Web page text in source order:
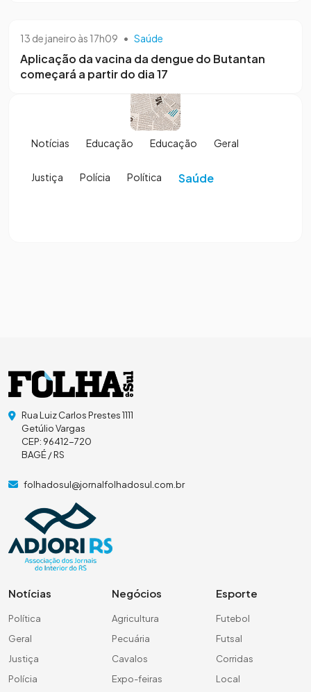
13 de janeiro às 17h09 • Saúde
Aplicação da vacina da dengue do Butantan
começará a partir do dia 17
Notícias Educação Educação Geral
Justiça Polícia Política Saúde
Rua Luiz Carlos Prestes 1111
Getúlio Vargas
CEP: 96412-720
BAGÉ / RS
folhadosul@jornalfolhadosul.com.br
Notícias
Política
Geral
Justiça
Polícia
Negócios
Agricultura
Pecuária
Cavalos
Expo-feiras
Esporte
Futebol
Futsal
Corridas
Local